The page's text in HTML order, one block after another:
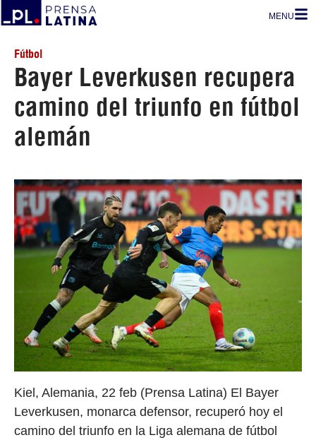
MENU
Fútbol
Bayer Leverkusen recupera
camino del triunfo en fútbol
alemán
Kiel, Alemania, 22 feb (Prensa Latina) El Bayer
Leverkusen, monarca defensor, recuperó hoy el
camino del triunfo en la Liga alemana de fútbol